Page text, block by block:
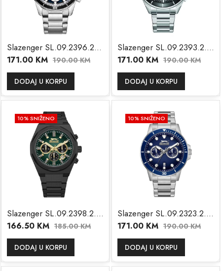
Slazenger SL.09.2396.2.01
171.00 KM 190.00KM
DODAJ U KORPU
Slazenger SL.09.2393.2.01
171.00 KM 190.00KM
DODAJ U KORPU
10% SNIŽENO
Slazenger SL.09.2398.2.03
166.50 KM 185.00KM
DODAJ U KORPU
10% SNIŽENO
Slazenger SL.09.2323.2.03
171.00 KM 190.00KM
DODAJ U KORPU